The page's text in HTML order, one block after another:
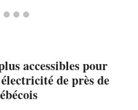
accessibles pour
de près de